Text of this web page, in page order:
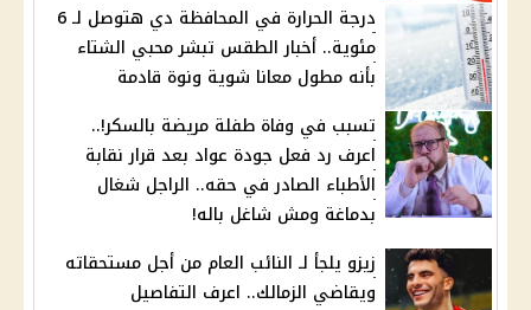
درجة الحرارة في المحافظة دي هتوصل لـ 6
مئوية.. أخبار الطقس تبشر محبي الشتاء
بأنه مطول معانا شوية ونوة قادمة
تسبب في وفاة طفلة مريضة بالسكر!..
اعرف رد فعل جودة عواد بعد قرار نقابة
الأطباء الصادر في حقه.. الراجل شغال
بدماغة ومش شاغل باله!
زيزو يلجأ لـ النائب العام من أجل مستحقاته
ويقاضي الزمالك.. اعرف التفاصيل